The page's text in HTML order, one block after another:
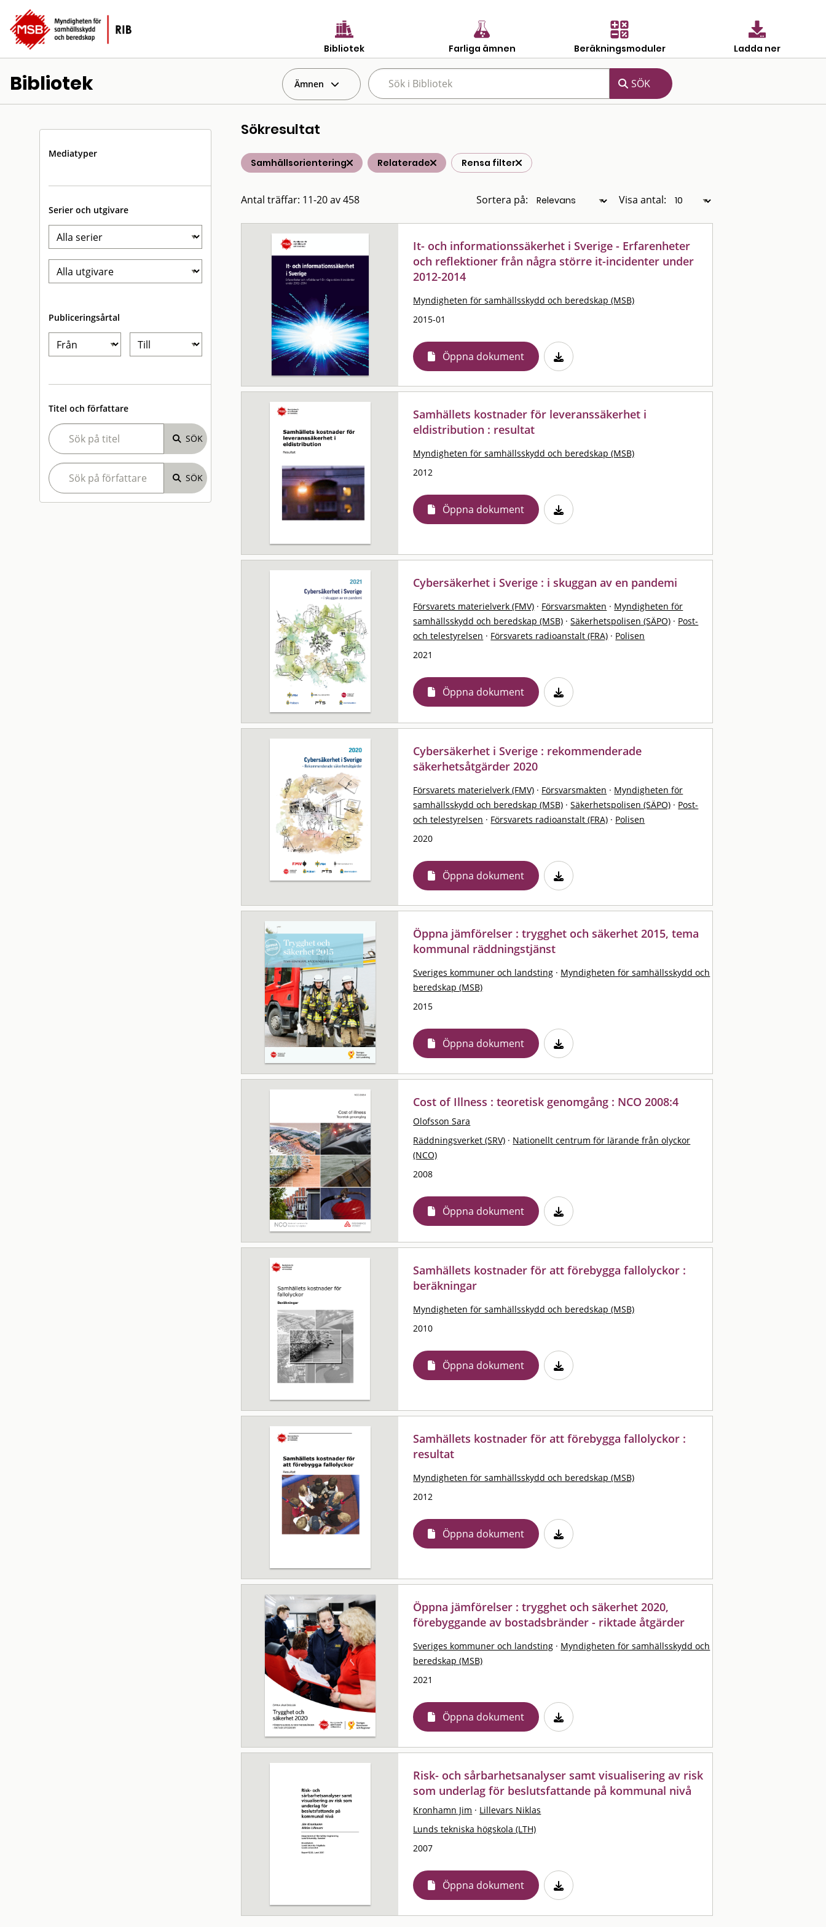
Bibliotek Farliga ämnen Beräkningsmoduler Ladda ner
Bibliotek Ämnen
Mediatyper
Serier och utgivare
Publiceringsårtal
Titel och författare
Sökresultat
Samhällsorientering Relaterade Rensa filter
Antal träffar: 11-20 av 458 Sortera på: Visa antal:
It- och informationssäkerhet i Sverige - Erfarenheter
och reflektioner från några större it-incidenter under
2012-2014
Myndigheten för samhällsskydd och beredskap (MSB)
2015-01
Öppna dokument
Samhällets kostnader för leveranssäkerhet i
eldistribution : resultat
Myndigheten för samhällsskydd och beredskap (MSB)
2012
Öppna dokument
Cybersäkerhet i Sverige : i skuggan av en pandemi
Försvarets materielverk (FMV) · Försvarsmakten · Myndigheten för
samhällsskydd och beredskap (MSB) · Säkerhetspolisen (SÄPO) · Post-
och telestyrelsen · Försvarets radioanstalt (FRA) · Polisen
2021
Öppna dokument
Cybersäkerhet i Sverige : rekommenderade
säkerhetsåtgärder 2020
Försvarets materielverk (FMV) · Försvarsmakten · Myndigheten för
samhällsskydd och beredskap (MSB) · Säkerhetspolisen (SÄPO) · Post-
och telestyrelsen · Försvarets radioanstalt (FRA) · Polisen
2020
Öppna dokument
Öppna jämförelser : trygghet och säkerhet 2015, tema
kommunal räddningstjänst
Sveriges kommuner och landsting · Myndigheten för samhällsskydd och
beredskap (MSB)
2015
Öppna dokument
Cost of Illness : teoretisk genomgång : NCO 2008:4
Olofsson Sara
Räddningsverket (SRV) · Nationellt centrum för lärande från olyckor
(NCO)
2008
Öppna dokument
Samhällets kostnader för att förebygga fallolyckor :
beräkningar
Myndigheten för samhällsskydd och beredskap (MSB)
2010
Öppna dokument
Samhällets kostnader för att förebygga fallolyckor :
resultat
Myndigheten för samhällsskydd och beredskap (MSB)
2012
Öppna dokument
Öppna jämförelser : trygghet och säkerhet 2020,
förebyggande av bostadsbränder - riktade åtgärder
Sveriges kommuner och landsting · Myndigheten för samhällsskydd och
beredskap (MSB)
2021
Öppna dokument
Risk- och sårbarhetsanalyser samt visualisering av risk
som underlag för beslutsfattande på kommunal nivå
Kronhamn Jim · Lillevars Niklas
Lunds tekniska högskola (LTH)
2007
Öppna dokument